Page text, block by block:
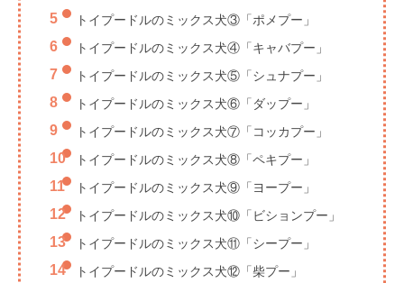
トイプードルのミックス犬③「ポメプー」
トイプードルのミックス犬④「キャバプー」
トイプードルのミックス犬⑤「シュナプー」
トイプードルのミックス犬⑥「ダップー」
トイプードルのミックス犬⑦「コッカプー」
トイプードルのミックス犬⑧「ペキプー」
トイプードルのミックス犬⑨「ヨープー」
トイプードルのミックス犬⑩「ビションプー」
トイプードルのミックス犬⑪「シープー」
トイプードルのミックス犬⑫「柴プー」